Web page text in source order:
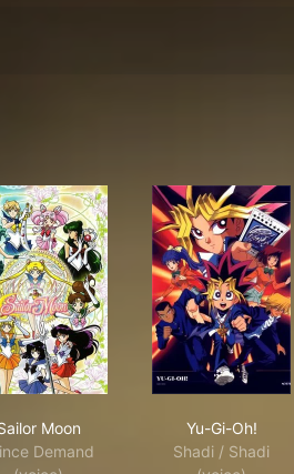
Moon
Demand
Yu-Gi-Oh!
Shadi / Shadi